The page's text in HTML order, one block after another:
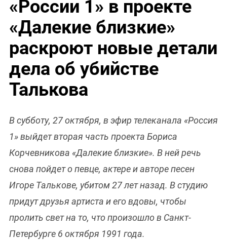
«России 1» в проекте
«Далекие близкие»
раскроют новые детали
дела об убийстве
Талькова
В субботу, 27 октября, в эфир телеканала «Россия
1» выйдет вторая часть проекта Бориса
Корчевникова «Далекие близкие». В ней речь
снова пойдет о певце, актере и авторе песен
Игоре Талькове, убитом 27 лет назад. В студию
придут друзья артиста и его вдовы, чтобы
пролить свет на то, что произошло в Санкт-
Петербурге 6 октября 1991 года.